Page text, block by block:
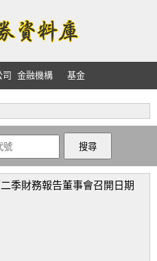
司 金融機構 基金
季財務報告董事會召開日期